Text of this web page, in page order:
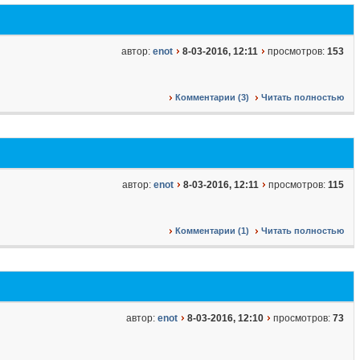
автор: enot 8-03-2016, 12:11 просмотров: 153
Комментарии (3) Читать полностью
автор: enot 8-03-2016, 12:11 просмотров: 115
Комментарии (1) Читать полностью
автор: enot 8-03-2016, 12:10 просмотров: 73